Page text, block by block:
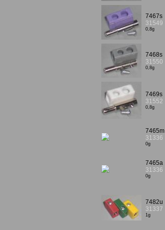
7467s
31549
0,8g
7468s
31550
0,8g
7469s
31552
0,8g
7465m
31336
0g
7465a
31336
0g
7482u
31337
1g